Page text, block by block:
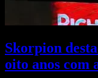
Skorpion
oito anos com